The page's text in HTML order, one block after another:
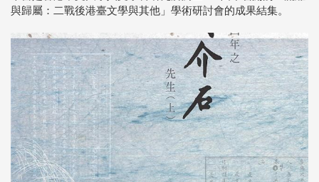
與歸屬：二戰後港臺文學與其他」學術研討會的成果結集。